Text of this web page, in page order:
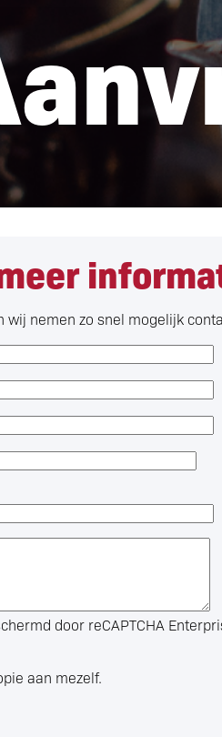
nemen zo snel mogelijk
door reCAPTCHA
aan mezelf.